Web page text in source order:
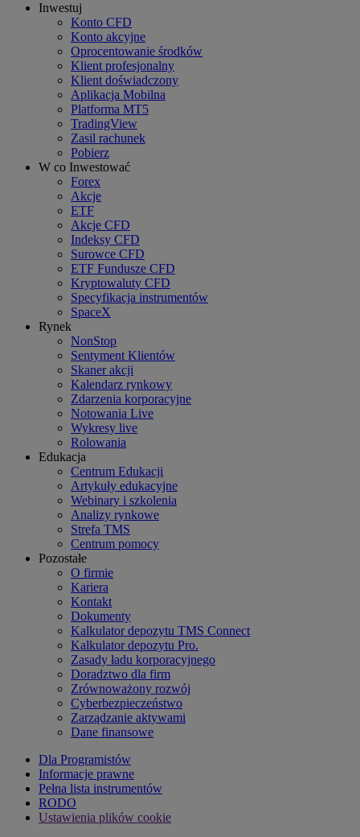
Inwestuj
Konto CFD
Konto akcyjne
Oprocentowanie środków
Klient profesjonalny
Klient doświadczony
Aplikacja Mobilna
Platforma MT5
TradingView
Zasil rachunek
Pobierz
W co Inwestować
Forex
Akcje
ETF
Akcje CFD
Indeksy CFD
Surowce CFD
ETF Fundusze CFD
Kryptowaluty CFD
Specyfikacja instrumentów
SpaceX
Rynek
NonStop
Sentyment Klientów
Skaner akcji
Kalendarz rynkowy
Zdarzenia korporacyjne
Notowania Live
Wykresy live
Rolowania
Edukacja
Centrum Edukacji
Artykuły edukacyjne
Webinary i szkolenia
Analizy rynkowe
Strefa TMS
Centrum pomocy
Pozostałe
O firmie
Kariera
Kontakt
Dokumenty
Kalkulator depozytu TMS Connect
Kalkulator depozytu Pro.
Zasady ładu korporacyjnego
Doradztwo dla firm
Zrównoważony rozwój
Cyberbezpieczeństwo
Zarządzanie aktywami
Dane finansowe
Dla Programistów
Informacje prawne
Pełna lista instrumentów
RODO
Ustawienia plików cookie